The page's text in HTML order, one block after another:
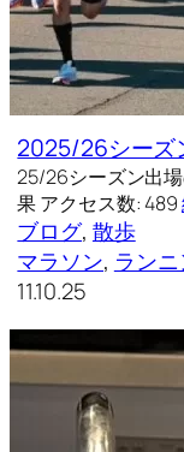
2025/26シーズ
25/26シーズン出
果 アクセス数: 489
ブログ, 散歩
マラソン, ラン
11.10.25